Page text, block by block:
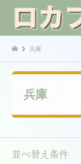
兵庫
兵庫
並べ替え条件